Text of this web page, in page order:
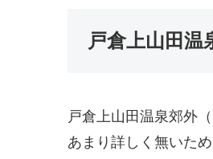
戸倉上山田
戸倉上山田温泉郊外
あまり詳しく無いた